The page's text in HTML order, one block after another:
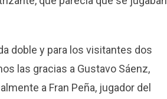
doble y para los visitantes dos
las gracias a Gustavo Sáenz,
a Fran Peña, jugador del